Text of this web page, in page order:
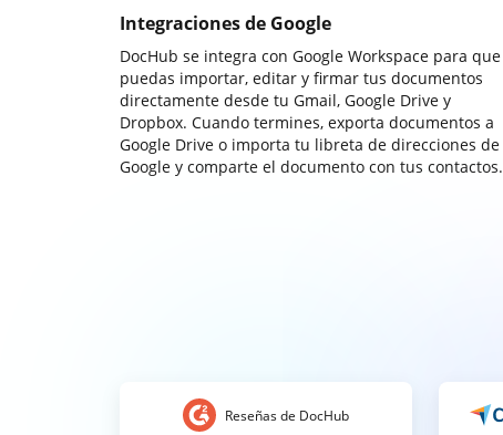
Integraciones de Google
DocHub se integra con Google Workspace para que
puedas importar, editar y firmar tus documentos
directamente desde tu Gmail, Google Drive y
Dropbox. Cuando termines, exporta documentos a
Google Drive o importa tu libreta de direcciones de
Google y comparte el documento con tus contactos.
Reseñas de DocHub